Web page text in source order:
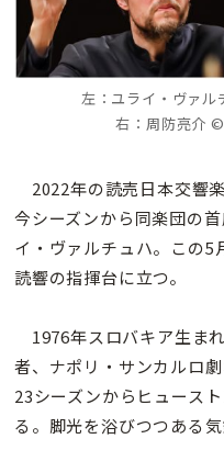
左：ユライ・ヴァ
右：周防亮介
2022年の読売日本交響
今シーズンから同楽団の
イ・ヴァルチュハ。この5
読響の指揮台に立つ。
1976年スロバキア生ま
者、ナポリ・サンカルロ
23シーズンからヒュース
る。脚光を浴びつつある気